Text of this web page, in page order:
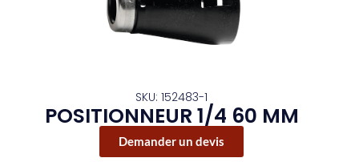
SKU: 152483-1
POSITIONNEUR 1/4 60 MM
Demander un devis